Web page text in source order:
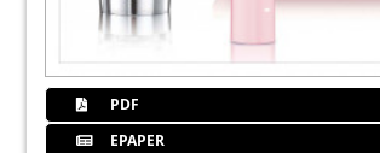
PDF
EPAPER